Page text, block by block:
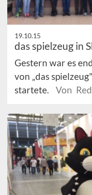
19.10.15
das spielzeug in
Gestern war es
von „das
startete.
Von